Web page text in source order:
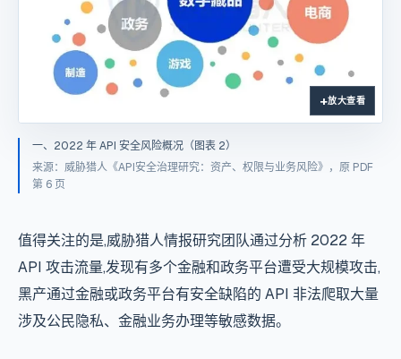
放大查看
一、2022 年 API 安全风险概况（图表 2）
来源：威胁猎人《API安全治理研究：资产、权限与业务风险》，原 PDF
第 6 页
值得关注的是,威胁猎人情报研究团队通过分析 2022 年
API 攻击流量,发现有多个金融和政务平台遭受大规模攻击,
黑产通过金融或政务平台有安全缺陷的 API 非法爬取大量
涉及公民隐私、金融业务办理等敏感数据。